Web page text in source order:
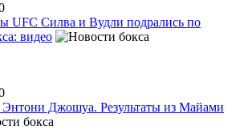
UFC Силва и Вудли подрались по
видео
Джошуа. Результаты из Майами